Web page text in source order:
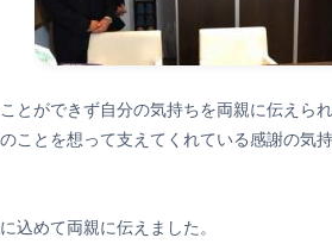
とができず自分の気持ちを両親に伝えら
ことを想って支えてくれている感謝の気
込めて両親に伝えました。